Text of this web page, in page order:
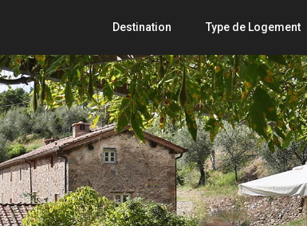
Destination Type de Logement